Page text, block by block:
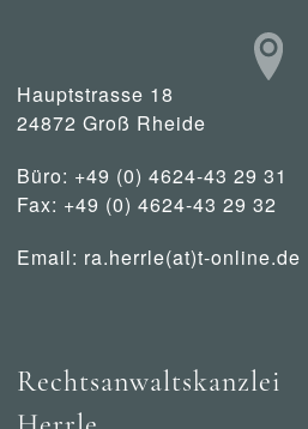
Hauptstrasse 18
24872 Groß Rheide
Büro: +49 (0) 4624-43 29 31
Fax: +49 (0) 4624-43 29 32
Email: ra.herrle(at)t-online.de
Rechtsanwaltskanzlei